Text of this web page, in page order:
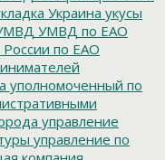
Украина укусы
УМВД по ЕАО
по ЕАО
уполномоченный по
управление
управление по